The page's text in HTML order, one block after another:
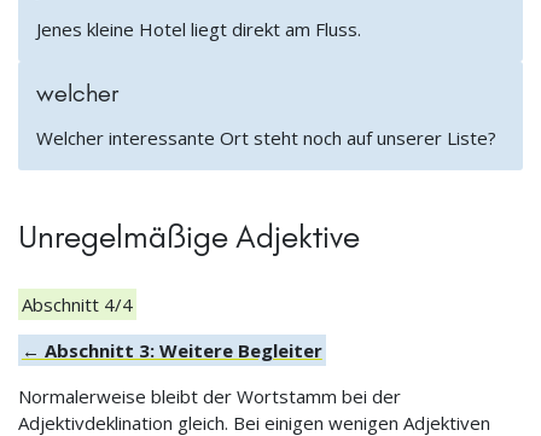
Jenes kleine Hotel liegt direkt am Fluss.
welcher
Welcher interessante Ort steht noch auf unserer Liste?
Unregelmäßige Adjektive
Abschnitt 4/4
← Abschnitt 3: Weitere Begleiter
Normalerweise bleibt der Wortstamm bei der
Adjektivdeklination gleich. Bei einigen wenigen Adjektiven